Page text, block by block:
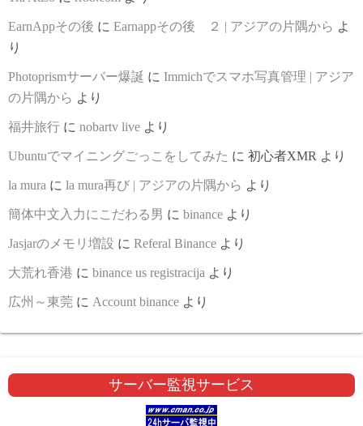
EarnAppその後 に Earnappその後 ２ | アジアの片隅から よ
り
Photoprismサーバー爆誕 に Immichでスマホ写真管理 | アジア
の片隅から より
福井旅行 に nobartv live より
Ubuntuでマイニングごっこをしてみた に 初心者XMR より
la mura に la mura再び | アジアの片隅から より
簡体中文入力にこだわる男 に binance より
Jasjarのメモリ増設 に Referal Binance より
大荒れ香港 に binance us registracija より
広州～東莞 に Account binance より
サーバー監視サービス